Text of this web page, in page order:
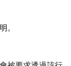
。